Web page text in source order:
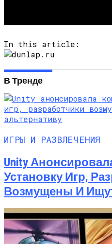
In this article:
В Тренде
ИГРЫ И РАЗВЛЕЧЕНИЯ
Unity
Установку Игр,
Возмущены И